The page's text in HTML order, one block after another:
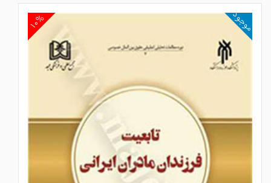
۱۰% موجود